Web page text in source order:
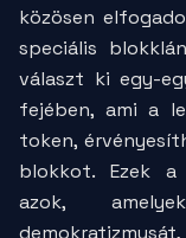
közösen
speciális
választ ki egy-
fejében, ami a
token,
blokkot. Ezek a
azok,